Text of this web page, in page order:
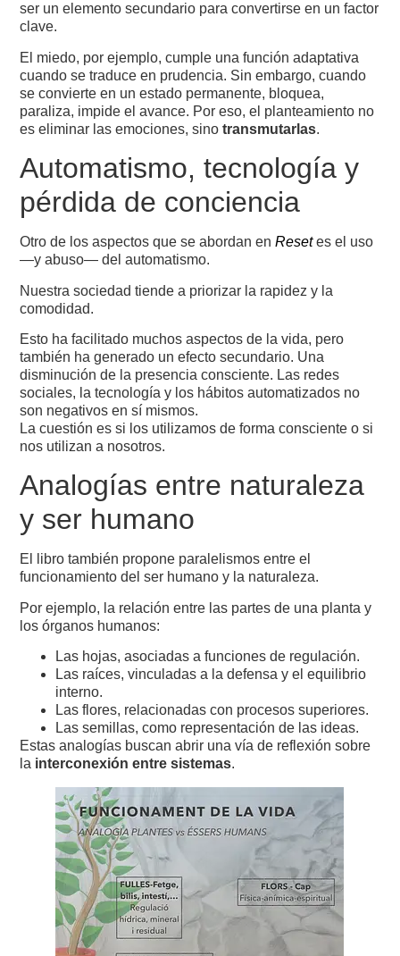
ser un elemento secundario para convertirse en un factor
clave.
El miedo, por ejemplo, cumple una función adaptativa
cuando se traduce en prudencia. Sin embargo, cuando
se convierte en un estado permanente, bloquea,
paraliza, impide el avance. Por eso, el planteamiento no
es eliminar las emociones, sinotransmutarlas.
Automatismo, tecnología y
pérdida de conciencia
Otro de los aspectos que se abordan enReset es el uso
—y abuso— del automatismo.
Nuestra sociedad tiende a priorizar la rapidez y la
comodidad.
Esto ha facilitado muchos aspectos de la vida, pero
también ha generado un efecto secundario. Una
disminución de la presencia consciente. Las redes
sociales, la tecnología y los hábitos automatizados no
son negativos en sí mismos.
La cuestión es si los utilizamos de forma consciente o si
nos utilizan a nosotros.
Analogías entre naturaleza
y ser humano
El libro también propone paralelismos entre el
funcionamiento del ser humano y la naturaleza.
Por ejemplo, la relación entre las partes de una planta y
los órganos humanos:
Las hojas, asociadas a funciones de regulación.
Las raíces, vinculadas a la defensa y el equilibrio
interno.
Las flores, relacionadas con procesos superiores.
Las semillas, como representación de las ideas.
Estas analogías buscan abrir una vía de reflexión sobre
la interconexión entre sistemas.